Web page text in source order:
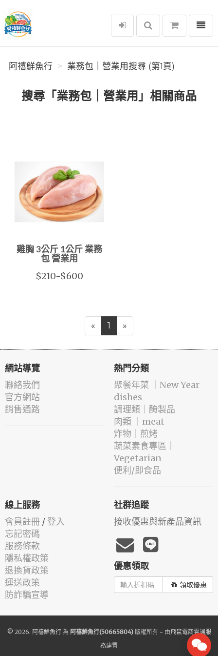
阿禧鮮魚行
選單
阿禧鮮魚行 業務包｜營業用搜尋 (第1頁)
搜尋「業務包｜營業用」相關商品
雞胸 3公斤 1公斤 業務
包 營業用
$210-$600
« 1 »
網站導覽
聯絡我們
官方網站
銷售通路
熱門分類
️聚餐年菜 ｜New Year
dishes
️調理類｜醃製品
肉類 ｜meat
️炸物｜煎烤
蔬菜素食專區｜
Vegetarian
便利/即食品
線上服務
會員註冊 / 登入
忘記密碼
服務條款
隱私權政策
退換貨政策
運送政策
防詐騙宣導
社群追蹤
接收優惠與新產品資訊
優惠領取
領取優惠
© 2026. 阿禧鮮魚行為 阿禧鮮魚行(50665804)版權所有 - 由飛鼠電商雲端服
務建置